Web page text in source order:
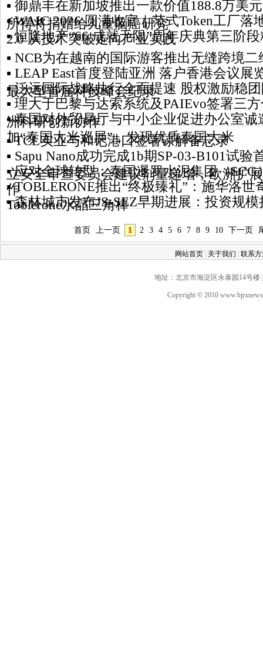
▪ 御鼎丰在新加坡推出一款价值188.8万美
所得将捐赠给儿童脑癌研究
▪ WAIC 2026 圆满收官｜范式Token工厂
2.0 从技术突破走向产业实践
▪ 恒隆地产“66 成就无限”周年庆典第三阶
▪ NCB为在越南的国际游客推出无缝跨境
▪ LEAP East首度登陆亚洲 落户香港会议展
最大型首届科技峰会纪录
▪ 泛远国际战略执行全面提速 股权激励稳
▪ 理大于巴黎与达索系统及PAIEvo签署三
洲科研创新协作
▪ 泰国对外贸易厅与中小企业促进办公室
加“泰国大米巡展”，发现优质泰国大米
▪ TCL实业与和记港口签署谅解备忘录
▪ Sapu Nano成功完成1b期SP-03-B101试
立安全审查委员会建议剂量递增，欧洲扩
▪ 应对全球转型：泰国暹罗水泥集团（
作
▪ TOBLERONE推出“终极臻礼”：施华洛世
Toblerone水晶三角棒
▪ 森林城市发布JS-SEZ早期进展：投资规
首页 上一页 1 2 3 4 5 6 7 8 9 10 下一页
网站首页 关于我们 联系
地址：北京市海淀区永泰园14号楼
Copyright © 2010